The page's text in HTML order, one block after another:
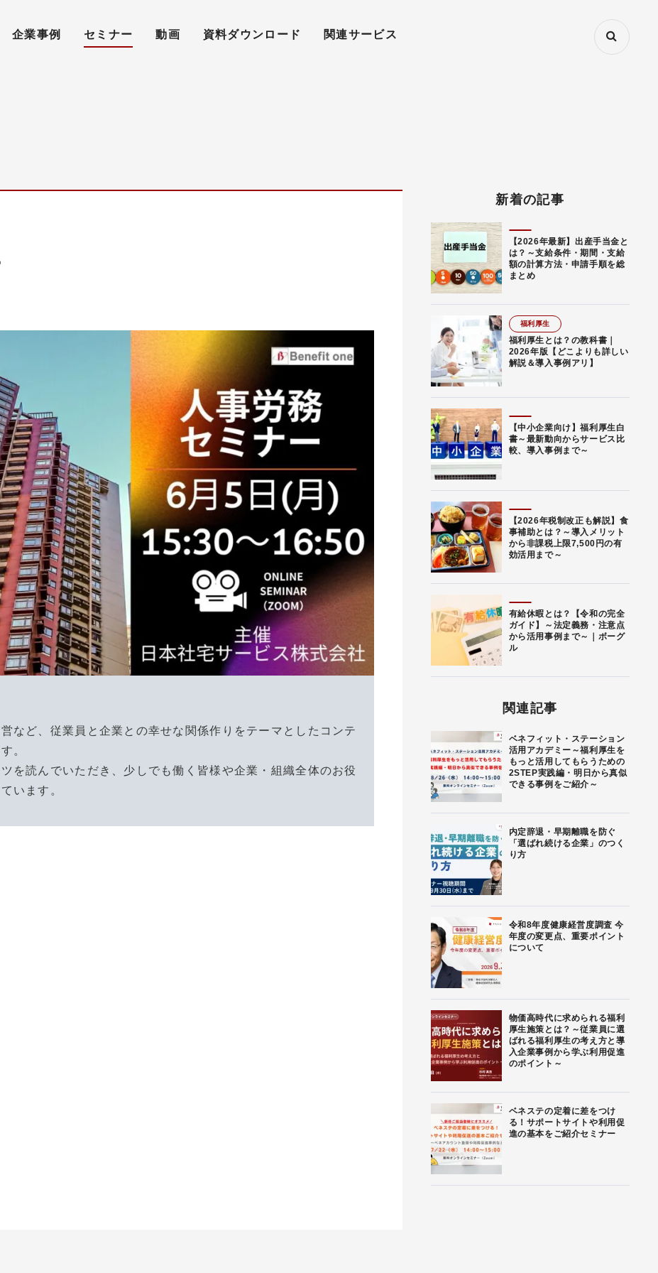
企業事例 セミナー 動画 資料ダウンロード 関連サービス
など、従業員と企業との幸せな関係作りをテーマとしたコンテ
。
を読んでいただき、少しでも働く皆様や企業・組織全体のお役
います。
新着の記事
【2026年最新】出産手当金と
は？～支給条件・期間・支給
額の計算方法・申請手順を総
まとめ
福利厚生
福利厚生とは？の教科書｜
2026年版【どこよりも詳しい
解説＆導入事例アリ】
【中小企業向け】福利厚生白
書～最新動向からサービス比
較、導入事例まで～
【2026年税制改正も解説】食
事補助とは？～導入メリット
から非課税上限7,500円の有
効活用まで～
有給休暇とは？【令和の完全
ガイド】～法定義務・注意点
から活用事例まで～｜ボーグ
ル
関連記事
ベネフィット・ステーション
活用アカデミー～福利厚生を
もっと活用してもらうための
2STEP実践編・明日から真似
できる事例をご紹介～
内定辞退・早期離職を防ぐ
「選ばれ続ける企業」のつく
り方
令和8年度健康経営度調査 今
年度の変更点、重要ポイント
について
物価高時代に求められる福利
厚生施策とは？～従業員に選
ばれる福利厚生の考え方と導
入企業事例から学ぶ利用促進
のポイント～
ベネステの定着に差をつけ
る！サポートサイトや利用促
進の基本をご紹介セミナー